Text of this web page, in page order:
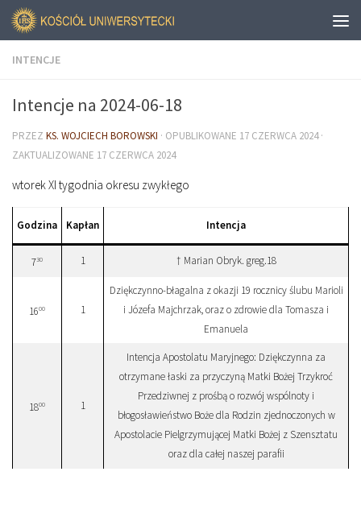
INTENCJE
Intencje na 2024-06-18
PRZEZ KS. WOJCIECH BOROWSKI · OPUBLIKOWANE 17 CZERWCA 2024·
ZAKTUALIZOWANE 17 CZERWCA 2024
wtorek XI tygodnia okresu zwykłego
Godzina Kapłan Intencja
730 1 † Marian Obryk. greg.18
1600 1
Dziękczynno-błagalna z okazji 19 rocznicy ślubu Marioli
i Józefa Majchrzak, oraz o zdrowie dla Tomasza i
Emanuela
1800 1
Intencja Apostolatu Maryjnego: Dziękczynna za
otrzymane łaski za przyczyną Matki Bożej Trzykroć
Przedziwnej z prośbą o rozwój wspólnoty i
błogosławieństwo Boże dla Rodzin zjednoczonych w
Apostolacie Pielgrzymującej Matki Bożej z Szensztatu
oraz dla całej naszej parafii